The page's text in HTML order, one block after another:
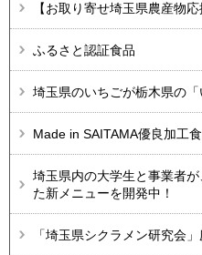
【お取り寄せ埼玉県農産物
ふるさと認証食品
埼玉県のいちごが栃木県の
Made in SAITAMA優良加工
埼玉県内の大学生と事業者
た新メニューを開発中！
「埼玉県シクラメン研究会